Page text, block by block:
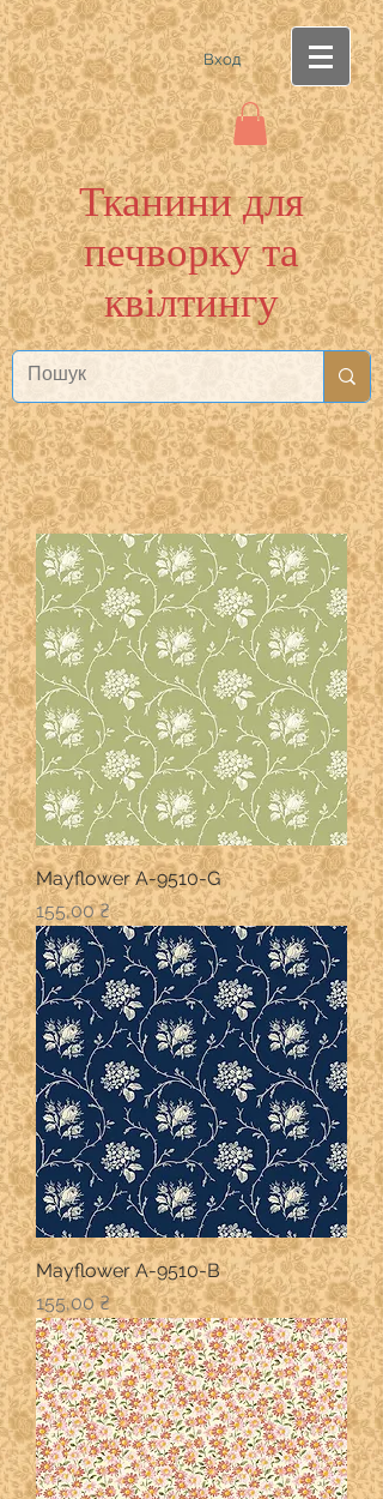
Вход
Тканини для
печворку та
квілтингу
Mayflower A-9510-G
Ціна
155,00 ₴
Mayflower A-9510-B
Ціна
155,00 ₴